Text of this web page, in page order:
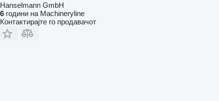
Hanselmann GmbH
6 години на Machineryline
Контактирајте го продавачот